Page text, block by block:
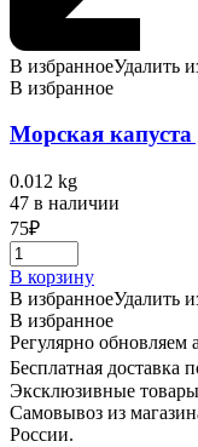
В избранноеУдалить
В избранное
Морская
0.012 kg
47 в наличии
75₽
В корзину
В избранноеУдалить
В избранное
Регулярно обновляем
Бесплатная доставка
Эксклюзивные
Самовывоз из
России.